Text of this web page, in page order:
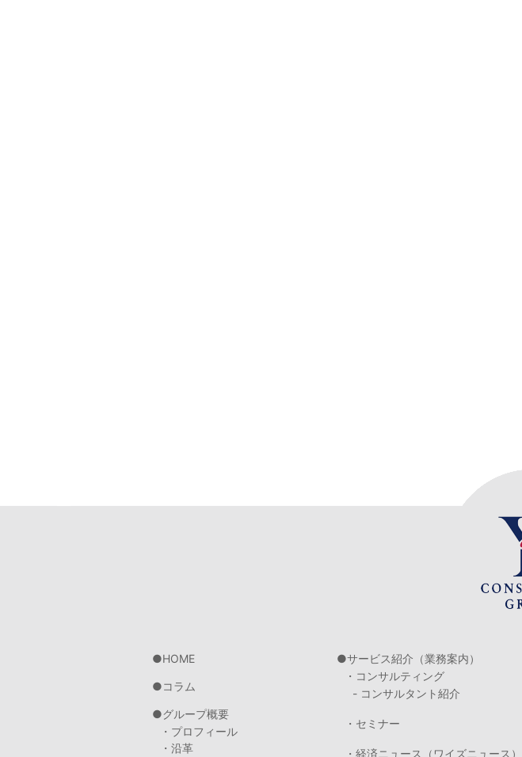
HOME
コラム
グループ概要
・プロフィール
・沿革
サービス紹介（業務案内）
・コンサルティング
- コンサルタント紹介
・セミナー
・経済ニュース（ワイズニュース）